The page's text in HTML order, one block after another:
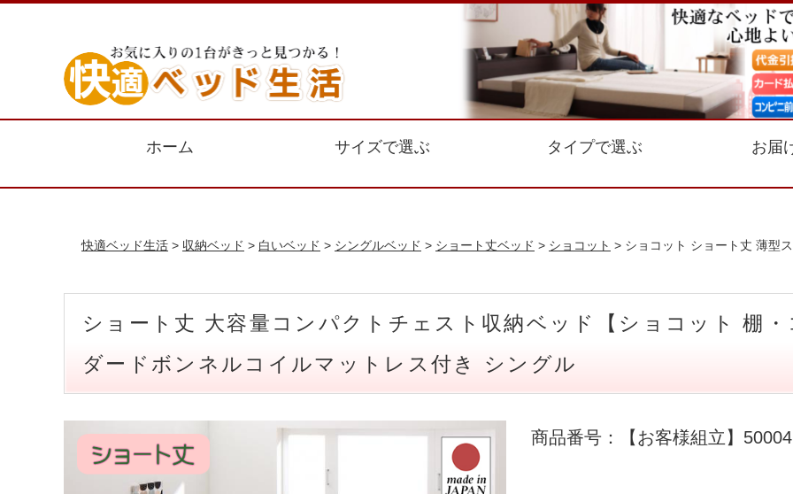
ホーム サイズで選ぶ タイプで選ぶ お届
快適ベッド生活 > 収納ベッド > 白いベッド > シングルベッド > ショート丈ベッド > ショコット > ショコット ショート丈 薄型
ショート丈 大容量コンパクトチェスト収納ベッド【ショコット 棚
ダードボンネルコイルマットレス付き シングル
商品番号：【お客様組立】